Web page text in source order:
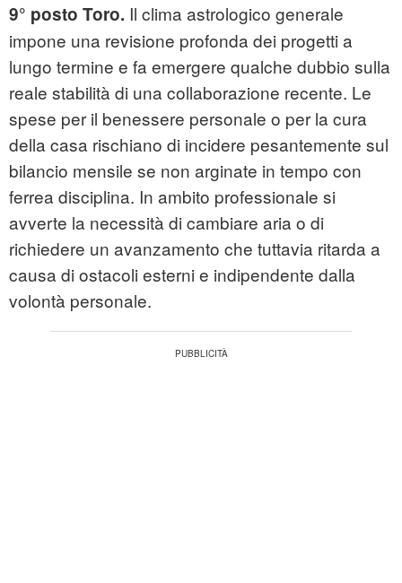
9° posto Toro. Il clima astrologico generale
impone una revisione profonda dei progetti a
lungo termine e fa emergere qualche dubbio sulla
reale stabilità di una collaborazione recente. Le
spese per il benessere personale o per la cura
della casa rischiano di incidere pesantemente sul
bilancio mensile se non arginate in tempo con
ferrea disciplina. In ambito professionale si
avverte la necessità di cambiare aria o di
richiedere un avanzamento che tuttavia ritarda a
causa di ostacoli esterni e indipendente dalla
volontà personale.